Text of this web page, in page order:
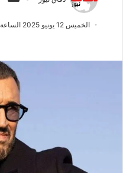
ب
ل
ى
X
س
ر
ي
ا
إ
ل
ك
ت
الخميس 12 يونيو 2025 الساعة 10:21 م